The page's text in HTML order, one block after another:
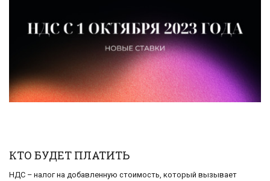
КТО БУДЕТ ПЛАТИТЬ
НДС – налог на добавленную стоимость, который вызывает